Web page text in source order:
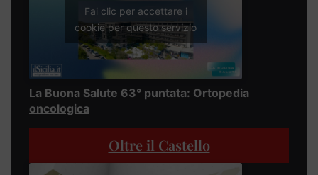
Fai clic per accettare i
cookie per questo servizio
La Buona Salute 63° puntata: Ortopedia
oncologica
Oltre il Castello